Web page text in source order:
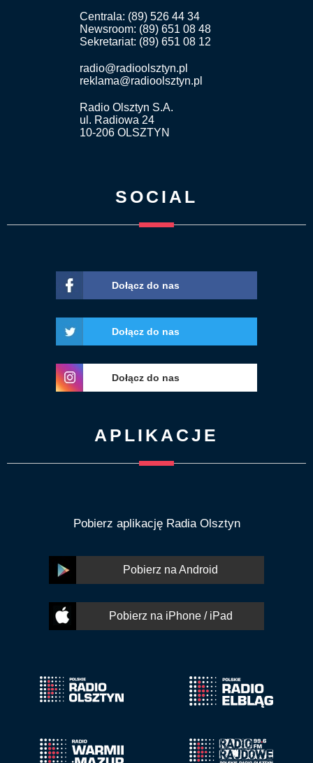
Centrala: (89) 526 44 34
Newsroom: (89) 651 08 48
Sekretariat: (89) 651 08 12
radio@radioolsztyn.pl
reklama@radioolsztyn.pl
Radio Olsztyn S.A.
ul. Radiowa 24
10-206 OLSZTYN
SOCIAL
Dołącz do nas
Dołącz do nas
Dołącz do nas
APLIKACJE
Pobierz aplikację Radia Olsztyn
Pobierz na Android
Pobierz na iPhone / iPad